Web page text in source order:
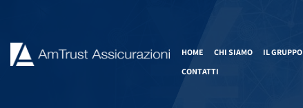
HOME CHI SIAMO IL GRUPPO
CONTATTI